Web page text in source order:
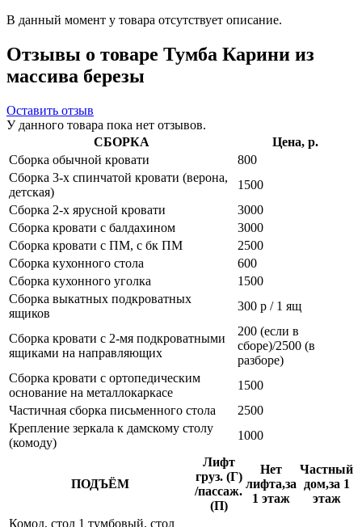
В данный момент у товара отсутствует описание.
Отзывы о товаре Тумба Карини из
массива березы
Оставить отзыв
У данного товара пока нет отзывов.
СБОРКА
Цена, р.
Сборка обычной кровати
800
Сборка 3-х спинчатой кровати (верона,
детская)
1500
Сборка 2-х ярусной кровати
3000
Сборка кровати с балдахином
3000
Сборка кровати с ПМ, с бк ПМ
2500
Сборка кухонного стола
600
Сборка кухонного уголка
1500
Сборка выкатных подкроватных
ящиков
300 р / 1 ящ
Сборка кровати с 2-мя подкроватными
ящиками на направляющих
200 (если в
сборе)/2500 (в
разборе)
Сборка кровати с ортопедическим
основание на металлокаркасе
1500
Частичная сборка письменного стола
2500
Крепление зеркала к дамскому столу
(комоду)
1000
ПОДЪЁМ
Лифт
груз. (Г)
/пассаж.
(П)
Нет
лифта,за
1 этаж
Частный
дом,за 1
этаж
Комод, стол 1 тумбовый, стол